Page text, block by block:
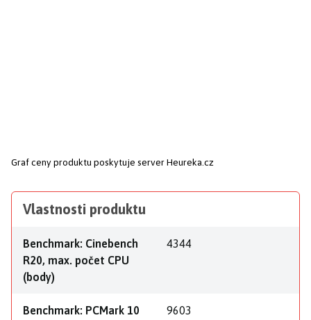
Graf ceny produktu poskytuje server Heureka.cz
Vlastnosti produktu
Benchmark: Cinebench
R20, max. počet CPU
(body)
4344
Benchmark: PCMark 10
9603